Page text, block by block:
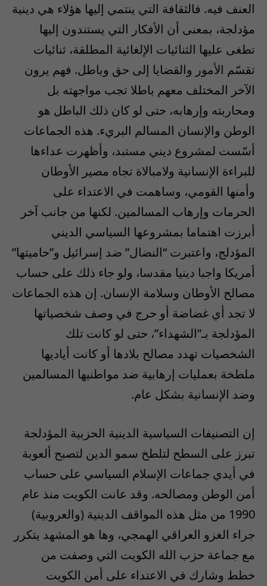
العنف فيه. فالثقافة التي ينتمي إليها هؤلاء هي دينية
مؤدلجة، بمعنى أن الأفكار التي يستندون إليها
تطغى عليها الثنائيات الإلغائية المطلقة، ثنائيات
تقسّم الأمور والقضايا إلى حق وباطل. فهم يرون
الآخر المختلف معهم باطلا تجب مواجهته بل
ومحاربته وإرهابه، حتى لو كان ذلك الباطل هو
الوطن والإنسان المسالم البريء. هذه الجماعات
أسّست لمشروع ديني مستبد، وأظهرت عداءها
للبراءة الإنسانية ولامبالاة تجاه مصير الأوطان
وأمنها القومي، وساهمت في الاعتداء على
الحرمات وإرهاب المسالمين. لكنها من جانب آخر
أبرزت اهتماما بمشروعها السياسي الديني
المؤدلج، واعتبرت “النضال” ضد إسرائيل و”حاميتها”
أمريكا واجبا دينيا مقدسا، ولو جاء ذلك على حساب
مصالح الأوطان وسلامة الإنسان. إن هذه الجماعات
لا تجد أي غضاضة أو حرج في وصف شخصياتها
المؤدلجة بـ”الشهداء”، حتى لو كانت تلك
الشخصيات تهدد مصالح بلادها أو كانت أياديها
ملطخة بعمليات إرهابية ضد مواطنيها المسالمين
وضد الإنسانية بشكل عام.
إن التصنيفات السياسية الدينية الحزبية المؤدلجة
تبرز على السطح لتلطخ سمو الدين لتصبح ألعوبة
في أيدي جماعات الإسلام السياسي على حساب
أمن الوطن ومصالحه. وقد عانت الكويت منذ عام
1990 من مثل هذه المواقف الدينية (والعروبية)
جراء الغزو العراقي الهمجي، وها هو المشهد يتكرر
مع جماعة حزب الله الكويت التي وصفت من
خطط وشارك في الاعتداء على أمن الكويت